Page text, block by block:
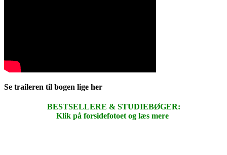
Se traileren til bogen lige her
BESTSELLERE & STUDIEBØGER:
Klik på forsidefotoet og læs mere